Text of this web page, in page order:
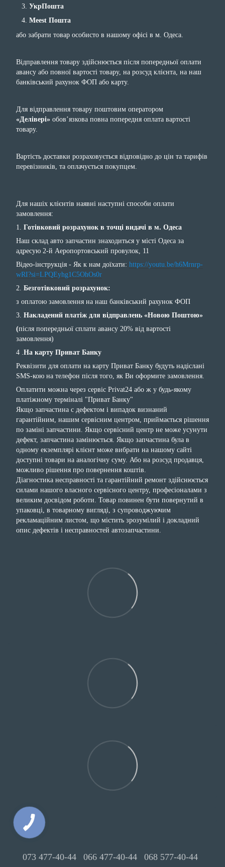
УкрПошта
Meest Пошта
або забрати товар особисто в нашому офісі в м. Одеса.
Відправлення товару здійснюється після попередньої оплати
авансу або повної вартості товару, на розсуд клієнта, на наш
банківський рахунок ФОП або карту.
Для відправлення товару поштовим оператором
«Делівері» обов’язкова повна попередня оплата вартості
товару.
Вартість доставки розраховується відповідно до цін та тарифів
перевізників, та оплачується покупцем.
Для нашіх клієнтів наявні наступні способи оплати
замовлення:
1. Готівковий розрахунок в точці видачі в м. Одеса
Наш склад авто запчастин знаходиться у місті Одеса за
адресую 2-й Аеропортовський провулок, 11
Відео-інструкція - Як к нам доїхати: https://youtu.be/h6Mrnrp-
wRI?si=LPQEyhg1C5OhOs0r
2. Безготівковий розрахунок:
з оплатою замовлення на наш банківський рахунок ФОП
3. Накладений платіж для відправлень «Новою Поштою»
(після попередньої сплати авансу 20% від вартості
замовлення)
4 . На карту Приват Банку
Реквізити для оплати на карту Приват Банку будуть надіслані
SMS-кою на телефон після того, як Ви оформите замовлення.
Оплатити можна через сервіс Privat24 або ж у будь-якому
платіжному терміналі "Приват Банку"
Якщо запчастина с дефектом і випадок визнаний
гарантійним, нашим сервісним центром, приймається рішення
по заміні запчастини. Якщо сервісний центр не може усунути
дефект, запчастина замінюється. Якщо запчастина була в
одному екземплярі клієнт може вибрати на нашому сайті
доступні товари на аналогічну суму. Або на розсуд продавця,
можливо рішення про повернення коштів.
Діагностика несправності та гарантійний ремонт здійснюється
силами нашого власного сервісного центру, професіоналами з
великим досвідом роботи. Товар повинен бути повернутий в
упаковці, в товарному вигляді, з супроводжуючим
рекламаційним листом, що містить зрозумілий і докладний
опис дефектів і несправностей автозапчастини.
073 477-40-44 066 477-40-44 068 577-40-44